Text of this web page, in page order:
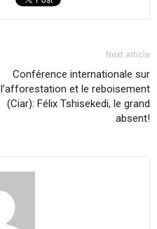
Next article
Conférence internationale sur
l’afforestation et le reboisement
(Ciar): Félix Tshisekedi, le grand
absent!